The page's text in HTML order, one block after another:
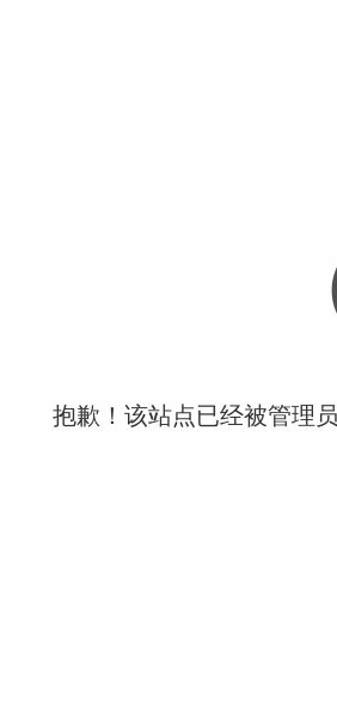
抱歉！该站点已经被管理